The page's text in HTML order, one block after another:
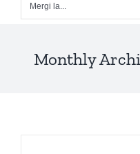
Mergi la...
Monthly